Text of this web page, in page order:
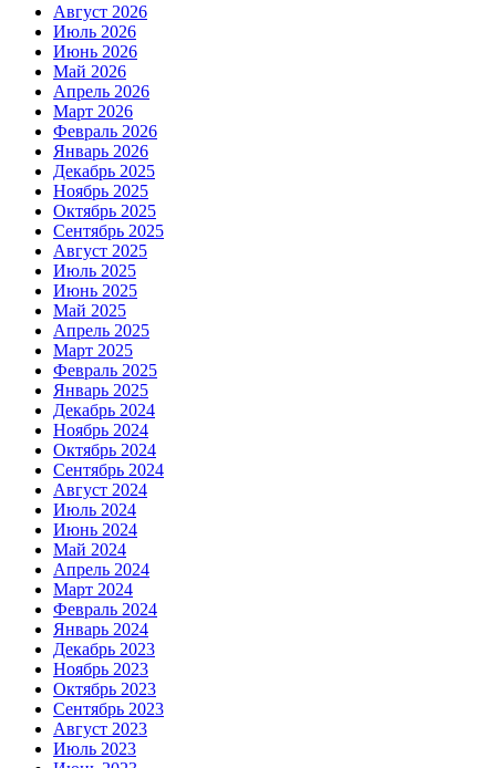
Август 2026
Июль 2026
Июнь 2026
Май 2026
Апрель 2026
Март 2026
Февраль 2026
Январь 2026
Декабрь 2025
Ноябрь 2025
Октябрь 2025
Сентябрь 2025
Август 2025
Июль 2025
Июнь 2025
Май 2025
Апрель 2025
Март 2025
Февраль 2025
Январь 2025
Декабрь 2024
Ноябрь 2024
Октябрь 2024
Сентябрь 2024
Август 2024
Июль 2024
Июнь 2024
Май 2024
Апрель 2024
Март 2024
Февраль 2024
Январь 2024
Декабрь 2023
Ноябрь 2023
Октябрь 2023
Сентябрь 2023
Август 2023
Июль 2023